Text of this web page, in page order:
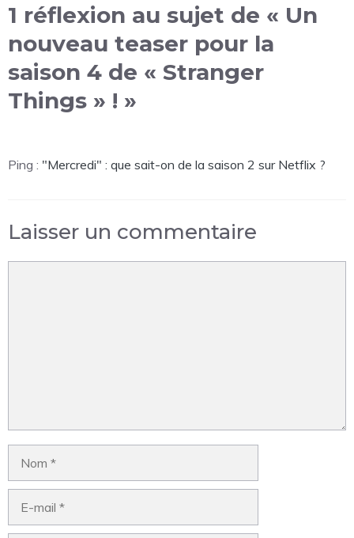
1 réflexion au sujet de « Un
nouveau teaser pour la
saison 4 de « Stranger
Things » ! »
Ping : "Mercredi" : que sait-on de la saison 2 sur Netflix ?
Laisser un commentaire